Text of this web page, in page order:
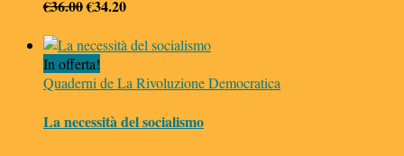
€36.00Il
originale
era:
€36.00.
€34.20Il
attuale
€34.20.
In offerta!
Quaderni de La Rivoluzione Democratica
La necessità del socialismo